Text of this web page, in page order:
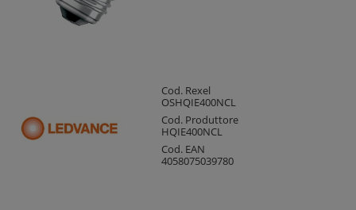
Cod. Rexel
OSHQIE400NCL
Cod. Produttore
HQIE400NCL
Cod. EAN
4058075039780